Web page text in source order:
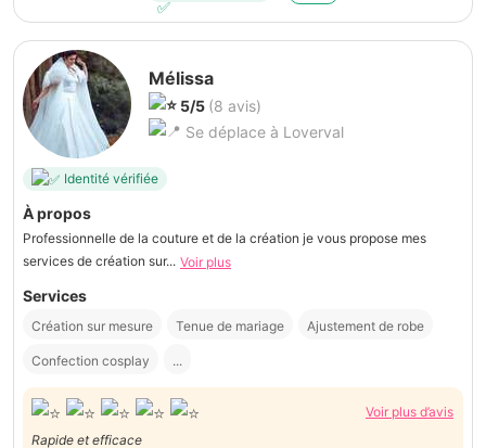
Mélissa
5/5 (8 avis)
Se déplace à Loverval
Identité vérifiée
À propos
Professionnelle de la couture et de la création je vous propose mes
services de création sur... Voir plus
Services
Création sur mesure Tenue de mariage Ajustement de robe
Confection cosplay ...
Voir plus d’avis
Rapide et efficace